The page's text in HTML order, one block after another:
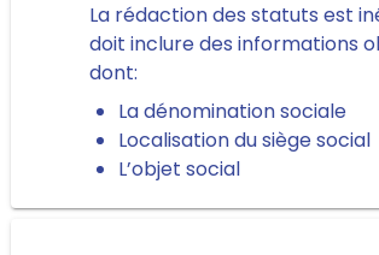
La rédaction des statuts est
doit inclure des informations
dont:
La dénomination sociale
Localisation du siège social
L’objet social